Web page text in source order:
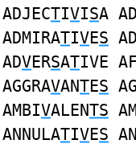
ADJECTIVISA
ADMIRATIVES AD
ADVERSATIVE
AGGRAVANTES
AMBIVALENTS
ANNULATIVES